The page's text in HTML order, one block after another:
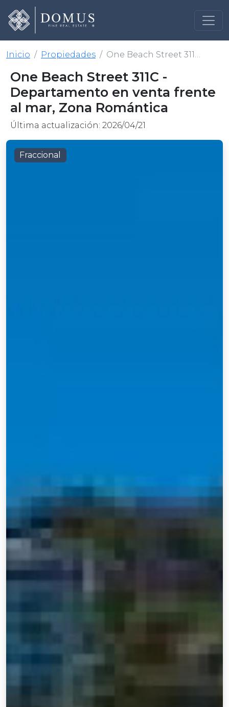
Inicio Propiedades One Beach Street 311C - Departamento en venta frente al mar, Zona Romántica
One Beach Street 311C -
Departamento en venta frente
al mar, Zona Romántica
Última actualización: 2026/04/21
Fraccional